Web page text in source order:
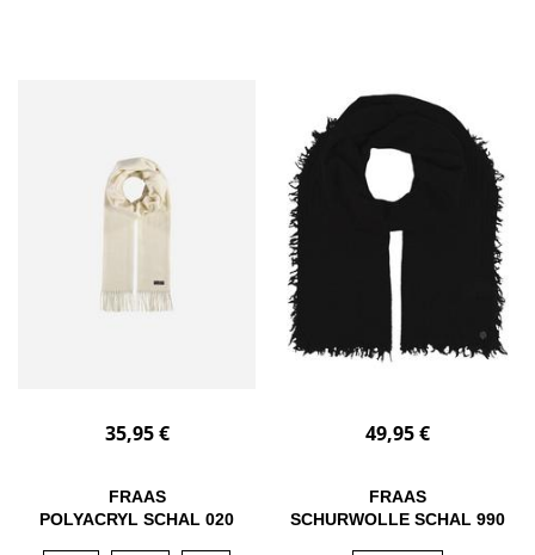
35,95 €
FRAAS
POLYACRYL SCHAL 020
49,95 €
FRAAS
SCHURWOLLE SCHAL 990